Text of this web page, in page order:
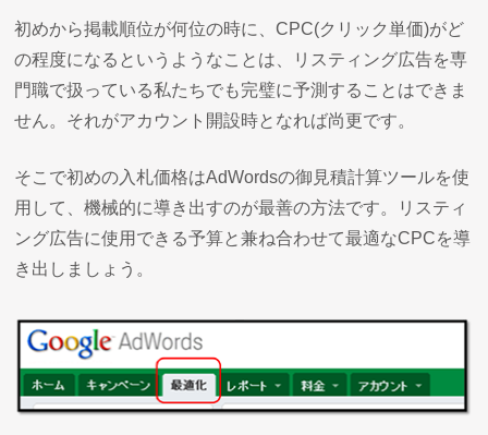
初めから掲載順位が何位の時に、CPC(クリック単価)がど
の程度になるというようなことは、リスティング広告を専
門職で扱っている私たちでも完璧に予測することはできま
せん。それがアカウント開設時となれば尚更です。
そこで初めの入札価格はAdWordsの御見積計算ツールを使
用して、機械的に導き出すのが最善の方法です。リスティ
ング広告に使用できる予算と兼ね合わせて最適なCPCを導
き出しましょう。